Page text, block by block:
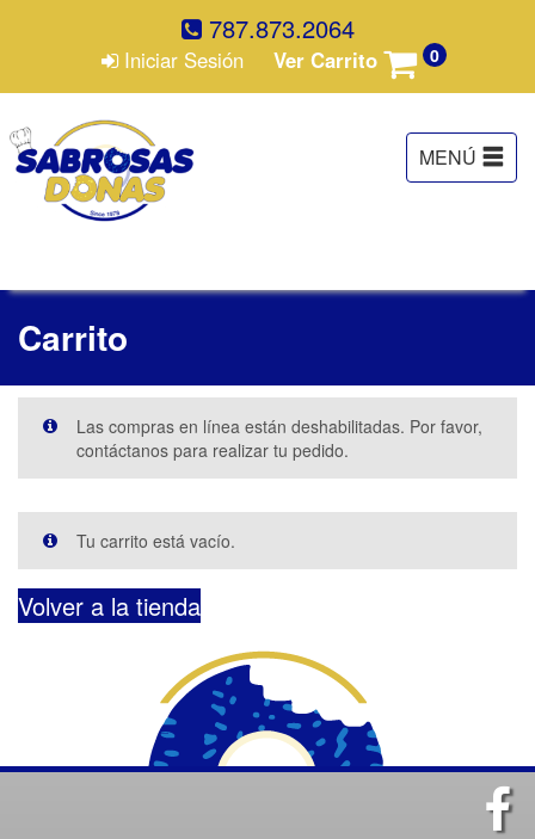
787.873.2064
Iniciar Sesión Ver Carrito 0
Carrito
Las compras en línea están deshabilitadas. Por favor,
contáctanos para realizar tu pedido.
Tu carrito está vacío.
Volver a la tienda